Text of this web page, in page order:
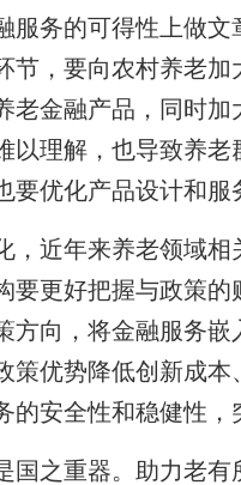
务的可得性上做文
节，要向农村养老
老金融产品，同时
以理解，也导致养
要优化产品设计和
近年来养老领域相
要更好把握与政策
方向，将金融服务
策优势降低创新成
的安全性和稳健性，
之重器。助力老有